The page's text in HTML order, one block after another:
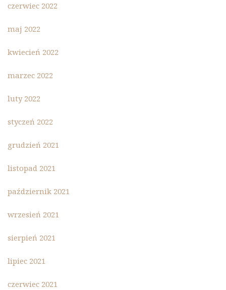
czerwiec 2022
maj 2022
kwiecień 2022
marzec 2022
luty 2022
styczeń 2022
grudzień 2021
listopad 2021
październik 2021
wrzesień 2021
sierpień 2021
lipiec 2021
czerwiec 2021